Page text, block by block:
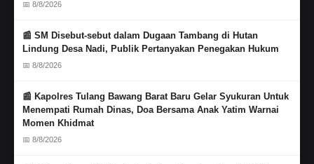
📅 8/8/2026
📰 SM Disebut-sebut dalam Dugaan Tambang di Hutan
Lindung Desa Nadi, Publik Pertanyakan Penegakan Hukum
📅 8/8/2026
📰 Kapolres Tulang Bawang Barat Baru Gelar Syukuran Untuk
Menempati Rumah Dinas, Doa Bersama Anak Yatim Warnai
Momen Khidmat
📅 8/8/2026